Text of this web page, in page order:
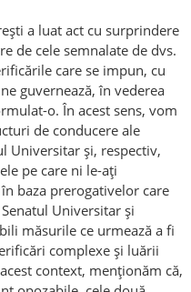
a luat act cu surprindere
de cele semnalate de dvs.
care se impun, cu
guvernează, în vederea
o. În acest sens, vom
de conducere ale
Universitar și, respectiv,
pe care ni le-ați
baza prerogativelor care
Universitar și
măsurile ce urmează a fi
complexe și luării
context, menționăm că,